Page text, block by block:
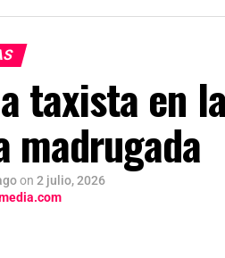
taxista en
madrugada
on 2 julio, 2026